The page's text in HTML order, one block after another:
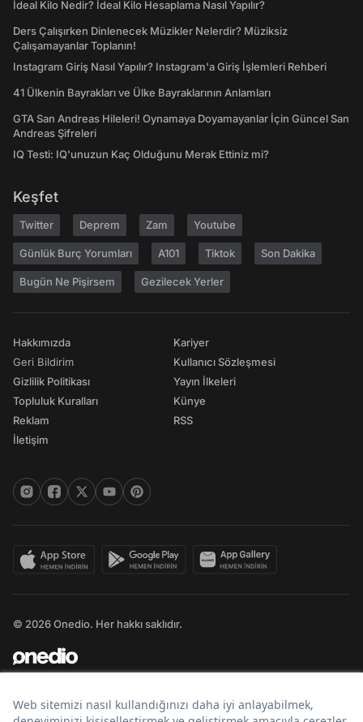
İdeal Kilo Nedir? İdeal Kilo Hesaplama Nasıl Yapılır?
Ders Çalışırken Dinlenecek Müzikler Nelerdir? Müziksiz
Çalışamayanlar Toplanın!
Instagram Giriş Nasıl Yapılır? Instagram'a Giriş İşlemleri Rehberi
41 Ülkenin Bayrakları ve Ülke Bayraklarının Anlamları
GTA San Andreas Hileleri! Oynamaya Doyamayanlar İçin Güncel San
Andreas Şifreleri
IQ Testi: IQ'unuzun Kaç Olduğunu Merak Ettiniz mi?
Keşfet
Twitter Deprem Zam Youtube
Günlük Burç Yorumları A101 Tiktok Son Dakika
Bugün Ne Pişirsem Gezilecek Yerler
Hakkımızda
Geri Bildirim
Gizlilik Politikası
Topluluk Kuralları
Reklam
İletişim
Kariyer
Kullanıcı Sözleşmesi
Yayın İlkeleri
Künye
RSS
© 2026 Onedio. Her hakkı saklıdır.
Bir markasıdır.